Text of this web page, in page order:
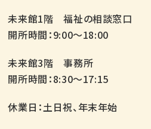
未来館1階 福祉の相談窓口
開所時間：9:00～18:00
未来館3階 事務所
開所時間：8:30～17:15
休業日：土日祝、年末年始